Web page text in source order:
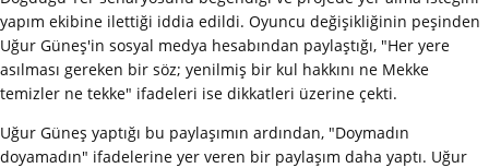
yapım ekibine ilettiği iddia edildi. Oyuncu değişikliğinin peşinden
Uğur Güneş'in sosyal medya hesabından paylaştığı, "Her yere
asılması gereken bir söz; yenilmiş bir kul hakkını ne Mekke
temizler ne tekke" ifadeleri ise dikkatleri üzerine çekti.
Uğur Güneş yaptığı bu paylaşımın ardından, "Doymadın
doyamadın" ifadelerine yer veren bir paylaşım daha yaptı. Uğur